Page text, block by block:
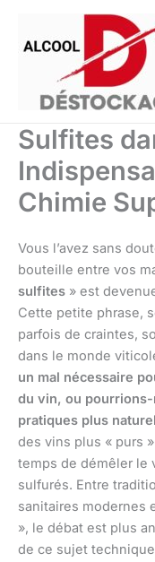
contenu
Sulfites
Chimie
Vous l’avez sans
bouteille entre vos
sulfites » est
Cette petite phrase,
parfois de craintes,
dans le monde
un mal nécessaire
du vin, ou
pratiques plus
des vins plus « purs
temps de démêler le
sulfurés. Entre
sanitaires modernes
», le débat est plus
de ce sujet